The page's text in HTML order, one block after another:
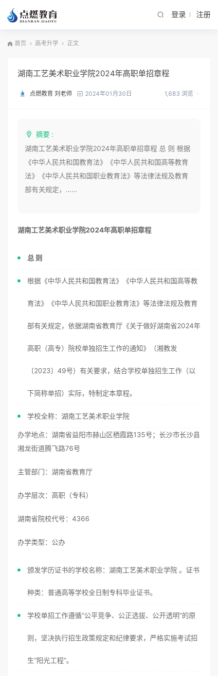
登录 注册
首页 高考升学 正文
湖南工艺美术职业学院2024年高职单招章程
点燃教育 刘老师 2024年01月30日 1,683 浏览
摘要 :
湖南工艺美术职业学院2024年高职单招章程 总 则 根据
《中华人民共和国教育法》《中华人民共和国高等教育
法》《中华人民共和国职业教育法》等法律法规及教育
部有关规定，……
湖南工艺美术职业学院2024年高职单招章程
总 则
根据《中华人民共和国教育法》《中华人民共和国高等教
育法》《中华人民共和国职业教育法》等法律法规及教育
部有关规定，依据湖南省教育厅《关于做好湖南省2024年
高职（高专）院校单独招生工作的通知》（湘教发
〔2023〕49号）有关要求，结合学校单独招生工作（以
下简称单招）实际，特制定本章程。
学校全称：湖南工艺美术职业学院
办学地点：湖南省益阳市赫山区栖霞路135号；长沙市长沙县
湘龙街道腾飞路76号
主管部门：湖南省教育厅
办学层次：高职（专科）
湖南省院校代号：4366
办学类型：公办
颁发学历证书的学校名称：湖南工艺美术职业学院 。证书
种类：普通高等学校全日制专科毕业证书。
学校单招工作遵循“公平竞争、公正选拔、公开透明”的原
则，坚决执行招生政策规定和纪律要求，严格实施考试招
生“阳光工程”。